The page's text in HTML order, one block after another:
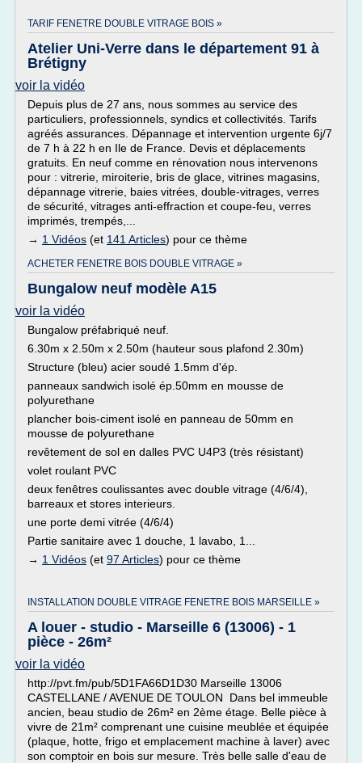
TARIF FENETRE DOUBLE VITRAGE BOIS »
Atelier Uni-Verre dans le département 91 à
Brétigny
voir la vidéo
Depuis plus de 27 ans, nous sommes au service des
particuliers, professionnels, syndics et collectivités. Tarifs
agréés assurances. Dépannage et intervention urgente 6j/7
de 7 h à 22 h en Ile de France. Devis et déplacements
gratuits. En neuf comme en rénovation nous intervenons
pour : vitrerie, miroiterie, bris de glace, vitrines magasins,
dépannage vitrerie, baies vitrées, double-vitrages, verres
de sécurité, vitrages anti-effraction et coupe-feu, verres
imprimés, trempés,...
→ 1 Vidéos (et 141 Articles) pour ce thème
ACHETER FENETRE BOIS DOUBLE VITRAGE »
Bungalow neuf modèle A15
voir la vidéo
Bungalow préfabriqué neuf.
6.30m x 2.50m x 2.50m (hauteur sous plafond 2.30m)
Structure (bleu) acier soudé 1.5mm d'ép.
panneaux sandwich isolé ép.50mm en mousse de
polyurethane
plancher bois-ciment isolé en panneau de 50mm en
mousse de polyurethane
revêtement de sol en dalles PVC U4P3 (très résistant)
volet roulant PVC
deux fenêtres coulissantes avec double vitrage (4/6/4),
barreaux et stores interieurs.
une porte demi vitrée (4/6/4)
Partie sanitaire avec 1 douche, 1 lavabo, 1...
→ 1 Vidéos (et 97 Articles) pour ce thème
INSTALLATION DOUBLE VITRAGE FENETRE BOIS MARSEILLE »
A louer - studio - Marseille 6 (13006) - 1
pièce - 26m²
voir la vidéo
http://pvt.fm/pub/5D1FA66D1D30 Marseille 13006
CASTELLANE / AVENUE DE TOULON Dans bel immeuble
ancien, beau studio de 26m² en 2ème étage. Belle pièce à
vivre de 21m² comprenant une cuisine meublée et équipée
(plaque, hotte, frigo et emplacement machine à laver) avec
son comptoir en bois sur mesure. Très belle salle d'eau de